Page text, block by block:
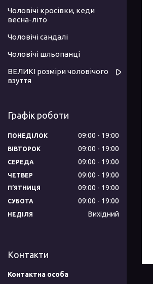
Чоловічі кросівки, кеди
весна-літо
Чоловічі сандалі
Чоловічі шльопанці
ВЕЛИКІ розміри чоловічого
взуття
Графік роботи
ПОНЕДІЛОК 09:00 19:00
ВІВТОРОК 09:00 19:00
СЕРЕДА 09:00 19:00
ЧЕТВЕР 09:00 19:00
ПʼЯТНИЦЯ 09:00 19:00
СУБОТА 09:00 19:00
НЕДІЛЯ Вихідний
Контакти